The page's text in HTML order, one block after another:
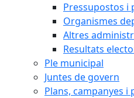
Pressupostos i
Organismes
Altres
Resultats
Ple municipal
Juntes de govern
Plans, campanyes i